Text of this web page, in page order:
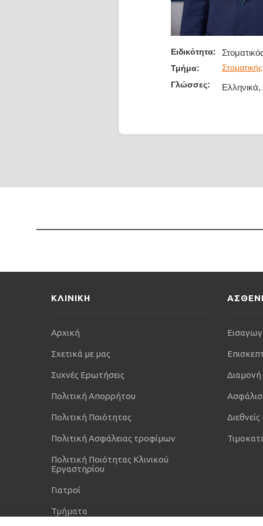
Ειδικότητα:
Τμήμα:
Γλώσσες:
ΚΛΙΝΙΚΗ
Αρχική
Σχετικά με μας
Συχνές Ερωτήσεις
Πολιτική Απορρήτου
Πολιτική Ποιότητας
Πολιτική Ασφάλειας τροφίμων
Πολιτική Ποιότητας Κλινικού
Εργαστηρίου
Γιατροί
Τμήματα
Διαμονή